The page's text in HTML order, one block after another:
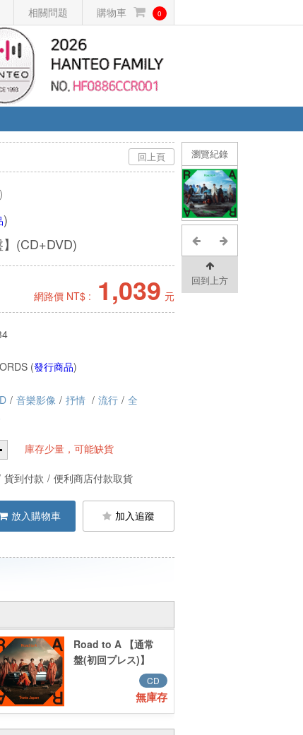
相關問題 購物車 0
瀏覽紀錄
回到上方
回上頁
)
(CD+DVD)
網路價 NT$ : 1,039 元
(發行商品)
/ 音樂影像 / 抒情 / 流行 / 全
庫存少量，可能缺貨
貨到付款 / 便利商店付款取貨
放入購物車 加入追蹤
Road to A 【通常
盤(初回プレス)】
CD
無庫存